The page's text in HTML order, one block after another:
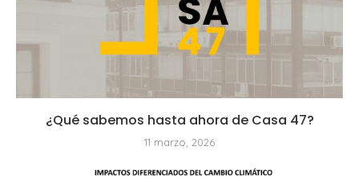
¿Qué sabemos hasta ahora de Casa 47?
11 marzo, 2026